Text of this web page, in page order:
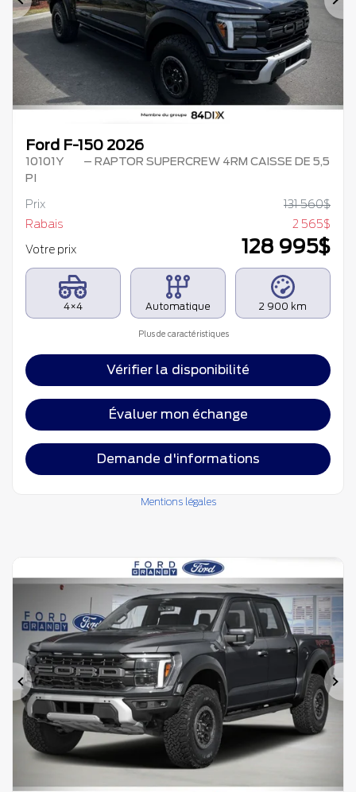
Précédent
Ford F-150 2026
10101Y
– RAPTOR SUPERCREW 4RM CAISSE DE 5,5
PI
Prix 131 560$
Rabais
2 565$
Votre prix
128 995$
4×4 Automatique 2 900 km
Plus de caractéristiques
Vérifier la disponibilité
Évaluer mon échange
Demande d'informations
Mentions légales
Précédent